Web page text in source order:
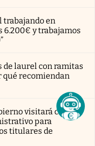
trabajando en
6.200€ y trabajamos
de laurel con ramitas
qué recomiendan
visitará casa
para
titulares de